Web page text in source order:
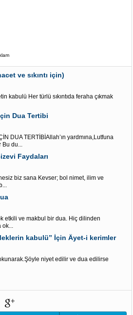
ve sıkıntı için)
kabulü Her türlü sıkıntıda feraha çıkmak
Dua Tertibi
DUA TERTİBİAllah’ın yardmına,Lutfuna
Bu du...
Faydaları
biz sana Kevser; bol nimet, ilim ve
etkili ve makbul bir dua. Hiç dilinden
ok...
kabulü” İçin Âyet-i kerimler
niyet edilir ve dua edilirse